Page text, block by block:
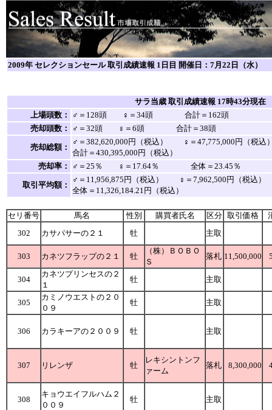
2009年 セレクションセール 取引成績速報 1日目 開催日：7月22日（水）
サラ当歳 取引成績速報 17時43分現在
上場頭数：
♂＝128頭 ♀＝34頭 合計＝162頭
売却頭数：
♂＝32頭 ♀＝6頭 合計＝38頭
売却総額：
♂＝382,620,000円（税込） ♀＝47,775,000円（
合計＝430,395,000円（税込）
売却率：
♂＝25％ ♀＝17.64％ 全体＝23.45％
取引平均額：
♂＝11,956,875円（税込） ♀＝7,962,500円（税
全体＝11,326,184.21円（税込）
セリ番号 馬名 性別 購買者氏名 区分 取引価格
302
カサパサーの２１ 牡 主取
303 カネツフラップの２１ 牡
（株）ＢＯＢＯ
Ｓ
落札 11,500,000
304
カネツプリンセスの２
１
牡 主取
305
カミノウエストの２０
０９
牡 主取
306 カラキーアの２００９ 牡 主取
307 リレンザ 牡
レキシントンフ
ァーム
落札 8,300,000
308
キョウエイフルハム２
００９
牡 主取